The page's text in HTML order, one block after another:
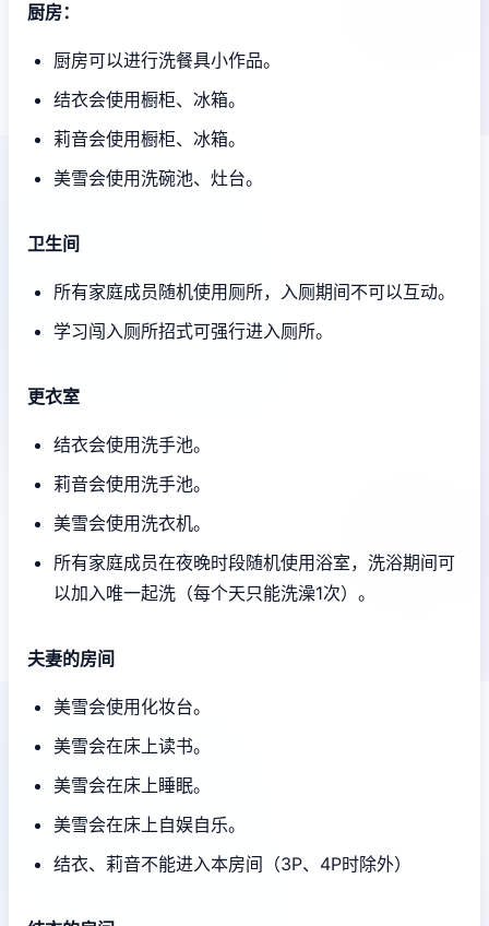
厨房：
厨房可以进行洗餐具小作品。
结衣会使用橱柜、冰箱。
莉音会使用橱柜、冰箱。
美雪会使用洗碗池、灶台。
卫生间
所有家庭成员随机使用厕所，入厕期间不可以互动。
学习闯入厕所招式可强行进入厕所。
更衣室
结衣会使用洗手池。
莉音会使用洗手池。
美雪会使用洗衣机。
所有家庭成员在夜晚时段随机使用浴室，洗浴期间可
以加入唯一起洗（每个天只能洗澡1次）。
夫妻的房间
美雪会使用化妆台。
美雪会在床上读书。
美雪会在床上睡眠。
美雪会在床上自娱自乐。
结衣、莉音不能进入本房间（3P、4P时除外）